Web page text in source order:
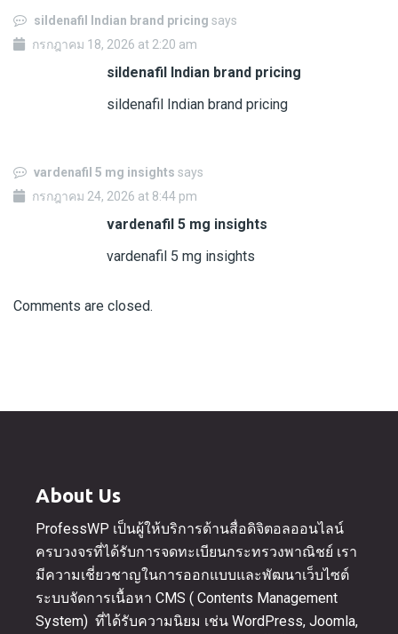
sildenafil Indian brand pricing says
กรกฎาคม 18, 2026 at 2:20 am
sildenafil Indian brand pricing
sildenafil Indian brand pricing
vardenafil 5 mg insights says
กรกฎาคม 24, 2026 at 8:44 pm
vardenafil 5 mg insights
vardenafil 5 mg insights
Comments are closed.
About Us
ProfessWP เป็นผู้ให้บริการด้านสื่อดิจิตอลออนไลน์
ครบวงจรที่ได้รับการจดทะเบียนกระทรวงพาณิชย์ เรา
มีความเชี่ยวชาญในการออกแบบและพัฒนาเว็บไซต์
ระบบจัดการเนื้อหา CMS ( Contents Management
System) ที่ได้รับความนิยม เช่น WordPress, Joomla,